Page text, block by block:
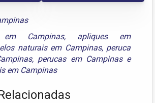
em Campinas, apliques em
naturais em Campinas, peruca
, perucas em Campinase
em Campinas